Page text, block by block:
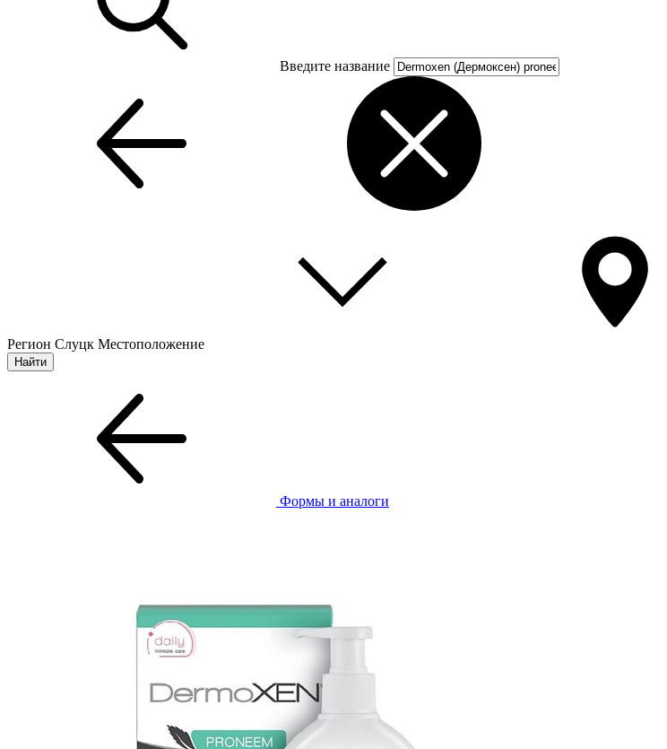
Введите название
Регион Слуцк Местоположение
Формы и аналоги